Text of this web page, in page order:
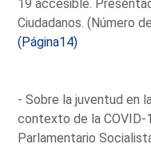
19 accesible.
Ciudadanos. (Número
(Página14)
- Sobre la juventud en
contexto de la COVID-
Parlamentario